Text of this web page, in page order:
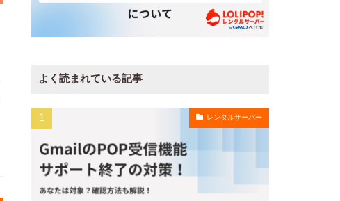
よく読まれている記事
レンタルサーバー